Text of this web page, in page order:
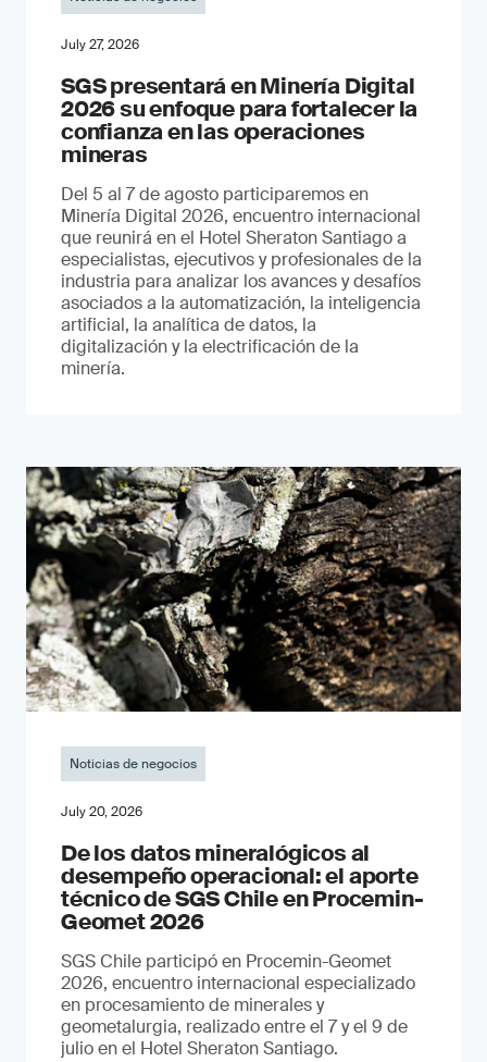
July 27, 2026
SGS presentará en Minería Digital
2026 su enfoque para fortalecer la
confianza en las operaciones
mineras
Del 5 al 7 de agosto participaremos en
Minería Digital 2026, encuentro internacional
que reunirá en el Hotel Sheraton Santiago a
especialistas, ejecutivos y profesionales de la
industria para analizar los avances y desafíos
asociados a la automatización, la inteligencia
artificial, la analítica de datos, la
digitalización y la electrificación de la
minería.
Noticias de negocios
July 20, 2026
De los datos mineralógicos al
desempeño operacional: el aporte
técnico de SGS Chile en Procemin-
Geomet 2026
SGS Chile participó en Procemin-Geomet
2026, encuentro internacional especializado
en procesamiento de minerales y
geometalurgia, realizado entre el 7 y el 9 de
julio en el Hotel Sheraton Santiago.